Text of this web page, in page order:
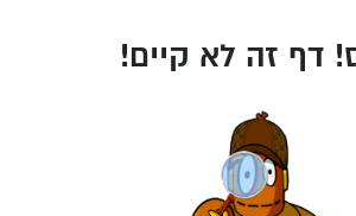
דף זה לא קיים!